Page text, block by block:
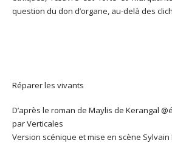
question du don d’organe, au-delà des
Réparer les vivants
D’après le roman de Maylis de Kerangal
par Verticales
Version scénique et mise en scène Sylvain